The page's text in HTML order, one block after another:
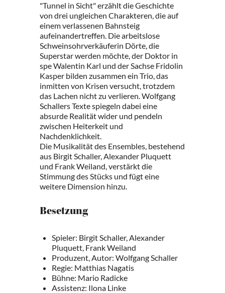
"Tunnel in Sicht" erzählt die Geschichte
von drei ungleichen Charakteren, die auf
einem verlassenen Bahnsteig
aufeinandertreffen. Die arbeitslose
Schweinsohrverkäuferin Dörte, die
Superstar werden möchte, der Doktor in
spe Walentin Karl und der Sachse Fridolin
Kasper bilden zusammen ein Trio, das
inmitten von Krisen versucht, trotzdem
das Lachen nicht zu verlieren. Wolfgang
Schallers Texte spiegeln dabei eine
absurde Realität wider und pendeln
zwischen Heiterkeit und
Nachdenklichkeit.
Die Musikalität des Ensembles, bestehend
aus Birgit Schaller, Alexander Pluquett
und Frank Weiland, verstärkt die
Stimmung des Stücks und fügt eine
weitere Dimension hinzu.
Besetzung
Spieler: Birgit Schaller, Alexander
Pluquett, Frank Weiland
Produzent, Autor: Wolfgang Schaller
Regie: Matthias Nagatis
Bühne: Mario Radicke
Assistenz: Ilona Linke